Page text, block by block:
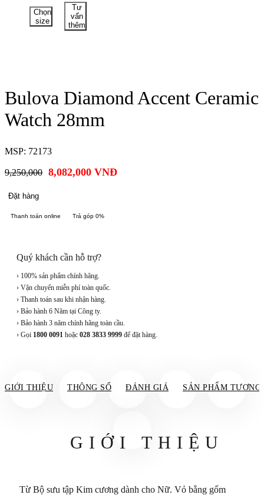
Chọn
size
Tư
vấn
thêm
Bulova Diamond Accent Ceramic
Watch 28mm
MSP: 72173
9,250,000 8,082,000 VNĐ
Đặt hàng
Thanh toán online Trả góp 0%
Quý khách cần hỗ trợ?
› 100% sản phẩm chính hãng.
› Vận chuyển miễn phí toàn quốc.
› Thanh toán sau khi nhận hàng.
› Bảo hành 6 Năm tại Công ty.
› Bảo hành 3 năm chính hãng toàn cầu.
› Gọi 1800 0091 hoặc 028 3833 9999 để đặt hàng.
GIỚI THIỆU THÔNG SỐ ĐÁNH GIÁ SẢN PHẨM TƯƠNG
GIỚI THIỆU
Từ Bộ sưu tập Kim cương dành cho Nữ. Vỏ bằng gốm